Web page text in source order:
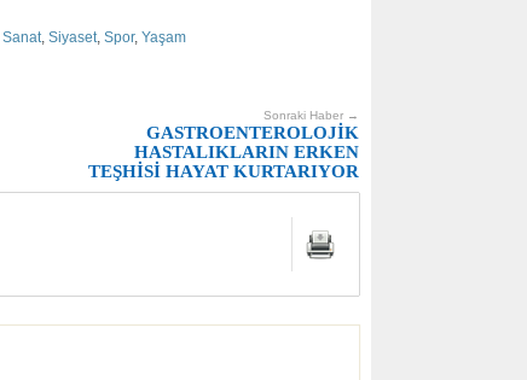
Sanat, Siyaset, Spor, Yaşam
Sonraki Haber →
GASTROENTEROLOJİK
HASTALIKLARIN ERKEN
TEŞHİSİ HAYAT KURTARIYOR